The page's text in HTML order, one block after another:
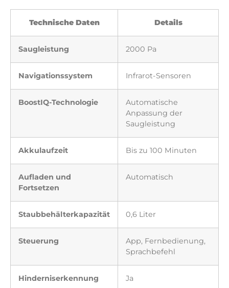
Technische Daten Details
Saugleistung 2000 Pa
Navigationssystem Infrarot-Sensoren
BoostIQ-Technologie
Automatische
Anpassung der
Saugleistung
Akkulaufzeit Bis zu 100 Minuten
Aufladen und
Fortsetzen
Automatisch
Staubbehälterkapazität 0,6 Liter
Steuerung
App, Fernbedienung,
Sprachbefehl
Hinderniserkennung Ja